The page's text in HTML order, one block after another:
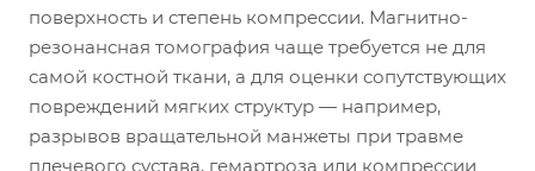
поверхность и степень компрессии. Магнитно-
резонансная томография чаще требуется не для
самой костной ткани, а для оценки сопутствующих
повреждений мягких структур — например,
разрывов вращательной манжеты при травме
плечевого сустава, гемартроза или компрессии